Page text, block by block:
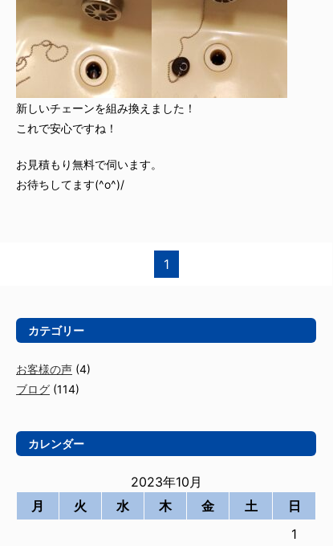
新しいチェーンを組み換えました！
これで安心ですね！
お見積もり無料で伺います。
お待ちしてます(^o^)/
1
カテゴリー
お客様の声 (4)
ブログ (114)
カレンダー
2023年10月
月
火 水 木 金 土
日
1